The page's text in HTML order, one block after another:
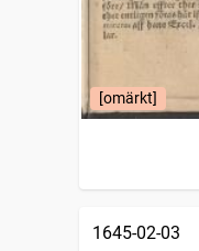
[omärkt]
1645-02-03